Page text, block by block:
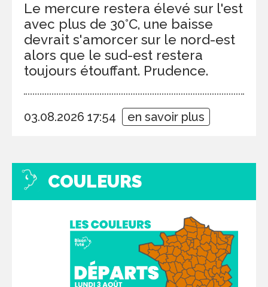
Le mercure restera élevé sur l'est
avec plus de 30°C, une baisse
devrait s'amorcer sur le nord-est
alors que le sud-est restera
toujours étouffant. Prudence.
03.08.2026 17:54 en savoir plus
COULEURS